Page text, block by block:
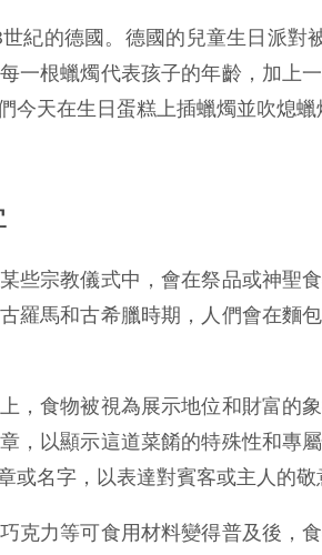
紀的德國。德國的兒童生日派對
一根蠟燭代表孩子的年齡，加上
天在生日蛋糕上插蠟燭並吹熄蠟
些宗教儀式中，會在祭品或神聖
羅馬和古希臘時期，人們會在麵
，食物被視為展示地位和財富的
，以顯示這道菜餚的特殊性和專
名字，以表達對賓客或主人的敬
克力等可食用材料變得普及後，